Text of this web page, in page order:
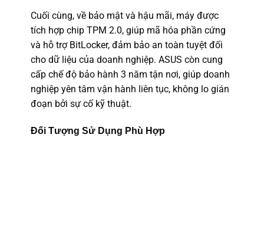
Cuối cùng, về bảo mật và hậu mãi, máy được
tích hợp chip TPM 2.0, giúp mã hóa phần cứng
và hỗ trợ BitLocker, đảm bảo an toàn tuyệt đối
cho dữ liệu của doanh nghiệp. ASUS còn cung
cấp chế độ bảo hành 3 năm tận nơi, giúp doanh
nghiệp yên tâm vận hành liên tục, không lo gián
đoạn bởi sự cố kỹ thuật.
Đối Tượng Sử Dụng Phù Hợp